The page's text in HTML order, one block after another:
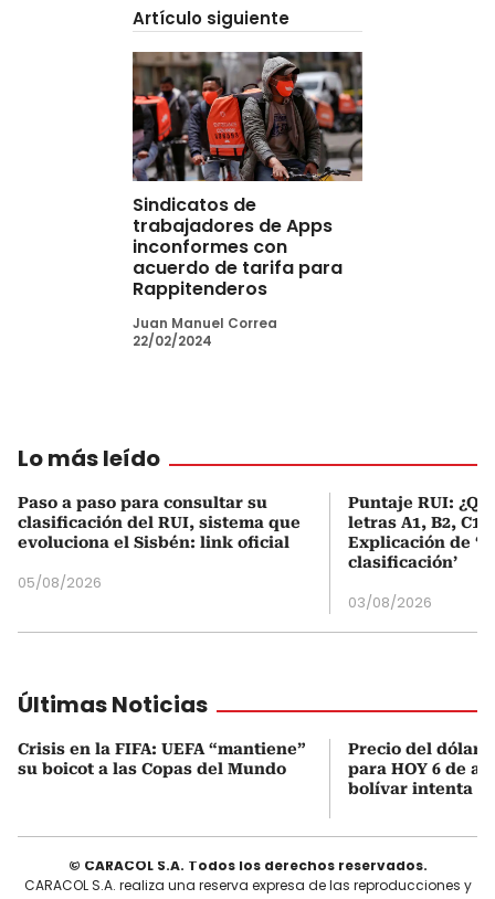
Artículo siguiente
Sindicatos de
trabajadores de Apps
inconformes con
acuerdo de tarifa para
Rappitenderos
Juan Manuel Correa
22/02/2024
Lo más leído
Paso a paso para consultar su
clasificación del RUI, sistema que
evoluciona el Sisbén: link oficial
05/08/2026
Puntaje RUI:
letras A1, B2, C1
Explicación de
clasificación’
03/08/2026
Últimas Noticias
Crisis en la FIFA: UEFA “mantiene”
su boicot a las Copas del Mundo
Precio del dólar
para HOY 6 de
bolívar intenta
© CARACOL S.A. Todos los derechos reservados.
CARACOL S.A. realiza una reserva expresa de las reproducciones y